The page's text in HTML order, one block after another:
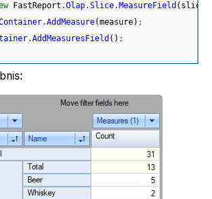
FastReport.Olap.Slice. MeasureField (
.AddMeasure(measure) ;
.AddMeasuresField ( ) ;